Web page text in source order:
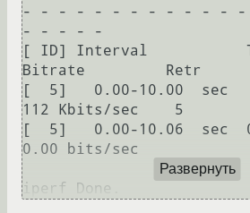
- - - - - - - - - - - -
- - - - -
[ ID] Interval
Bitrate         Retr
[  5]   0.00-10.00  sec
112 Kbits/sec    5
[  5]   0.00-10.06  sec
0.00 bits/sec
Развернуть